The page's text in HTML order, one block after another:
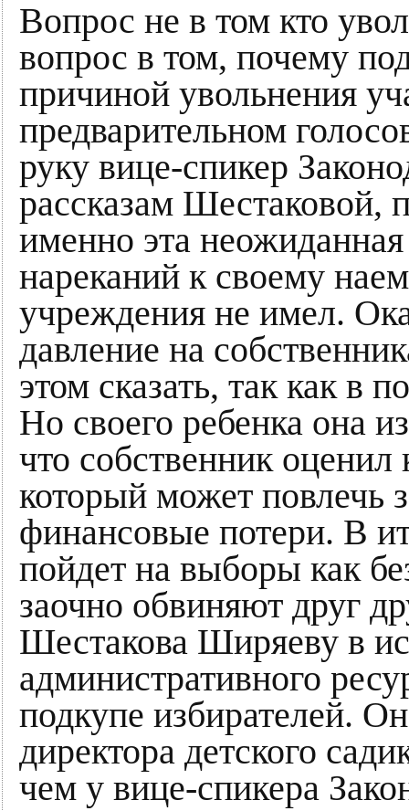
Вопрос не в том кто
вопрос в том, почему
причиной увольнения
предварительном
руку вице-спикер
рассказам Шестаковой,
именно эта
нареканий к своему
учреждения не имел.
давление на
этом сказать, так как в
Но своего ребенка она
что собственник оценил
который может повлечь
финансовые потери. В
пойдет на выборы как
заочно обвиняют друг
Шестакова Ширяеву в
административного
подкупе избирателей.
директора детского
чем у вице-спикера